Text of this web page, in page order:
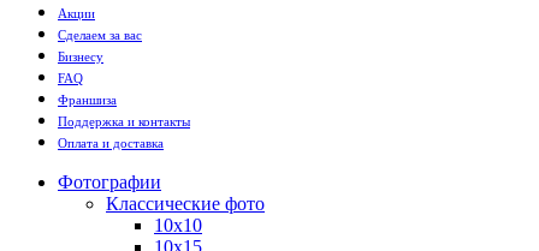
Акции
Сделаем за вас
Бизнесу
FAQ
Франшиза
Поддержка и контакты
Оплата и доставка
Фотографии
Классические фото
10х10
10х15